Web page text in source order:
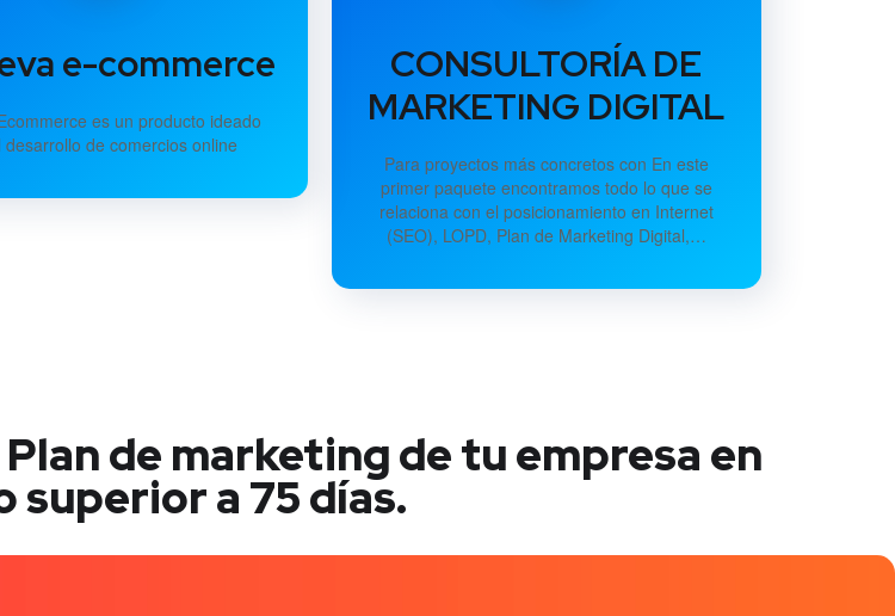
e-commerce
es un producto ideado
desarrollo de comercios online
CONSULTORÍA DE
MARKETING DIGITAL
Para proyectos más concretos con En este
primer paquete encontramos todo lo que se
relaciona con el posicionamiento en Internet
(SEO), LOPD, Plan de Marketing Digital,…
de marketing de tu empresa en
superior a 75 días.